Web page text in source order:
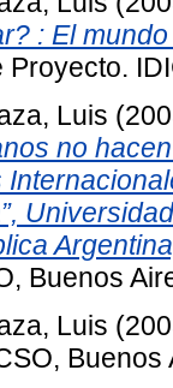
: El
Proyecto.
Luis
no
Buenos
Luis